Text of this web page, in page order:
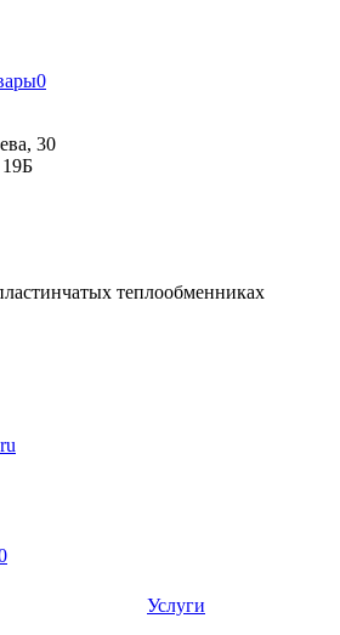
0
30
19Б
теплообменниках
Услуги